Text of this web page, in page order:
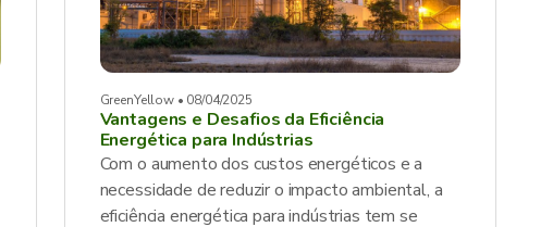
GreenYellow • 08/04/2025
Vantagens e Desafios da Eficiência
Energética para Indústrias
Com o aumento dos custos energéticos e a
necessidade de reduzir o impacto ambiental, a
eficiência energética para indústrias tem se